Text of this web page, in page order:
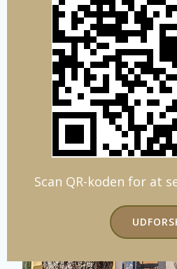
Scan QR-koden for at